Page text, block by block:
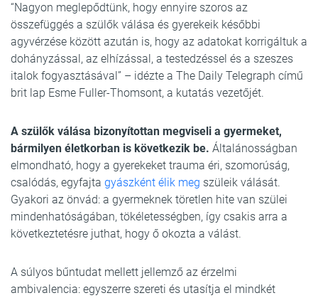
“Nagyon meglepődtünk, hogy ennyire szoros az
összefüggés a szülők válása és gyerekeik későbbi
agyvérzése között azután is, hogy az adatokat korrigáltuk a
dohányzással, az elhízással, a testedzéssel és a szeszes
italok fogyasztásával” – idézte a The Daily Telegraph című
brit lap Esme Fuller-Thomsont, a kutatás vezetőjét.
A szülők válása bizonyítottan megviseli a gyermeket,
bármilyen életkorban is következik be. Általánosságban
elmondható, hogy a gyerekeket trauma éri, szomorúság,
csalódás, egyfajta gyászként élik meg szüleik válását.
Gyakori az önvád: a gyermeknek töretlen hite van szülei
mindenhatóságában, tökéletességben, így csakis arra a
következtetésre juthat, hogy ő okozta a válást.
A súlyos bűntudat mellett jellemző az érzelmi
ambivalencia: egyszerre szereti és utasítja el mindkét